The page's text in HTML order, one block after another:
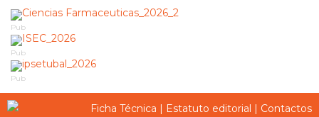
Pub
Pub
Pub
Ficha Técnica | Estatuto editorial | Contactos